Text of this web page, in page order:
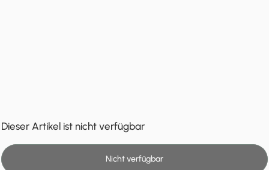
Dieser Artikel ist nicht verfügbar
Nicht verfügbar